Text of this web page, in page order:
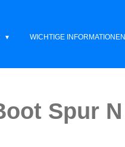
WICHTIGE INFORMATIONEN
Spur N